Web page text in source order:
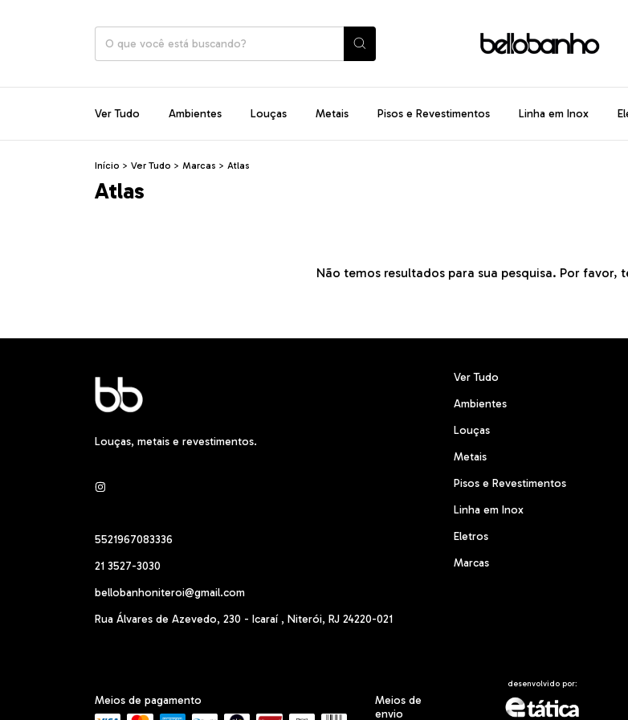
Ver Tudo Ambientes Louças Metais Pisos e Revestimentos Linha em Inox
Início > Ver Tudo > Marcas > Atlas
Atlas
Não temos resultados para sua pesquisa. Por favor,
Louças, metais e revestimentos.
5521967083336
21 3527-3030
bellobanhoniteroi@gmail.com
Rua Álvares de Azevedo, 230 - Icaraí , Niterói, RJ 24220-021
Ver Tudo
Ambientes
Louças
Metais
Pisos e Revestimentos
Linha em Inox
Eletros
Marcas
Meios de pagamento
Meios de
envio
desenvolvido por: